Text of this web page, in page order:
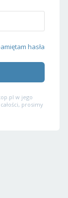
hasła
w jego
prosimy